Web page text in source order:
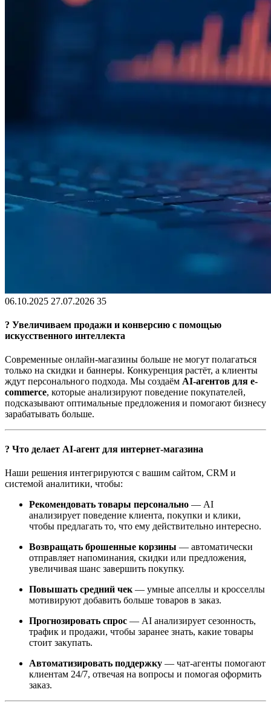
06.10.2025 27.07.2026 35
? Увеличиваем продажи и конверсию с помощью
искусственного интеллекта
Современные онлайн-магазины больше не могут полагаться
только на скидки и баннеры. Конкуренция растёт, а клиенты
ждут персонального подхода. Мы создаём AI-агентов для e-
commerce, которые анализируют поведение покупателей,
подсказывают оптимальные предложения и помогают бизнесу
зарабатывать больше.
? Что делает AI-агент для интернет-магазина
Наши решения интегрируются с вашим сайтом, CRM и
системой аналитики, чтобы:
Рекомендовать товары персонально — AI
анализирует поведение клиента, покупки и клики,
чтобы предлагать то, что ему действительно интересно.
Возвращать брошенные корзины — автоматически
отправляет напоминания, скидки или предложения,
увеличивая шанс завершить покупку.
Повышать средний чек — умные апселлы и кросселлы
мотивируют добавить больше товаров в заказ.
Прогнозировать спрос — AI анализирует сезонность,
трафик и продажи, чтобы заранее знать, какие товары
стоит закупать.
Автоматизировать поддержку — чат-агенты помогают
клиентам 24/7, отвечая на вопросы и помогая оформить
заказ.